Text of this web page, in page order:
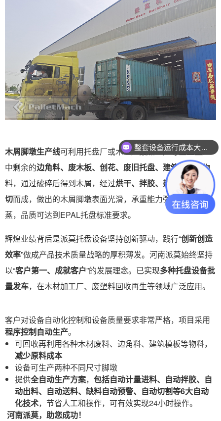
木屑脚墩生产线可利用托盘厂或木工产品加工厂等企业生产
中剩余的边角料、废木板、创花、废旧托盘、建筑模板等物
料，通过破碎后得到木屑，经过烘干、拌胶、热压成型后裁
切而成，做出的木屑脚墩表面光滑，承重能力强，出口免熏
蒸，品质可达到EPAL托盘标准要求。
辉煌业绩背后是派莫托盘设备坚持创新驱动，践行“创新创造
效率”做成产品技术质量战略的厚积薄发。河南派莫始终坚持
以“客户第一、成就客户”的发展理念。已实现多种托盘设备批
量发车，在木材加工厂、废塑料回收再生等领域广泛应用。
客户对设备自动化控制和设备质量要求非常严格，项目采用
程序控制自动生产。
可回收再利用各种木材废料、边角料、建筑模板等物料，
减少原料成本
设备可生产两种不同尺寸脚墩
提供全自动生产方案， 包括自动计量进料、自动拌胶、自
动出料、自动送料、缺料自动预警、自动切割等6大自动
化技术，节省人工和操作，可有效实现24小时操作。
河南派莫，助您成功！
整套设备运行成本大概多少？